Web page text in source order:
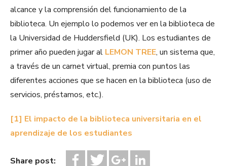
alcance y la comprensión del funcionamiento de la
biblioteca. Un ejemplo lo podemos ver en la biblioteca de
la Universidad de Huddersfield (UK). Los estudiantes de
primer año pueden jugar al LEMON TREE, un sistema que,
a través de un carnet virtual, premia con puntos las
diferentes acciones que se hacen en la biblioteca (uso de
servicios, préstamos, etc.).
[1] El impacto de la biblioteca universitaria en el
aprendizaje de los estudiantes
Share post: